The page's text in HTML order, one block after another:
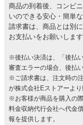
商品の到着後、コンビ
いのできる安心・簡単な
請求書は、商品とは別
お支払いをお願いします
※後払い決済は、「後払
審査エラーの場合、後払
※ご請求書は、注文時の
が株式会社Eストアーより
※お客様が商品を購入の
料金収納代行会社へ代金
報を提供します。